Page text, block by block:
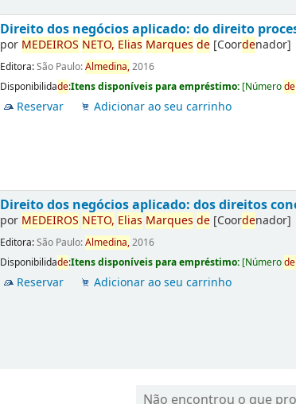
Direito dos negócios aplicado: do direito
por MEDEIROS NETO, Elias Marques de [Coordenador]
Editora:São Paulo:Almedina,2016
Disponibilidade:Itens disponíveis para empréstimo: [Númerode
Reservar Adicionar ao seu carrinho
Direito dos negócios aplicado: dos direitos
por MEDEIROS NETO, Elias Marques de [Coordenador]
Editora:São Paulo:Almedina,2016
Disponibilidade:Itens disponíveis para empréstimo: [Númerode
Reservar Adicionar ao seu carrinho